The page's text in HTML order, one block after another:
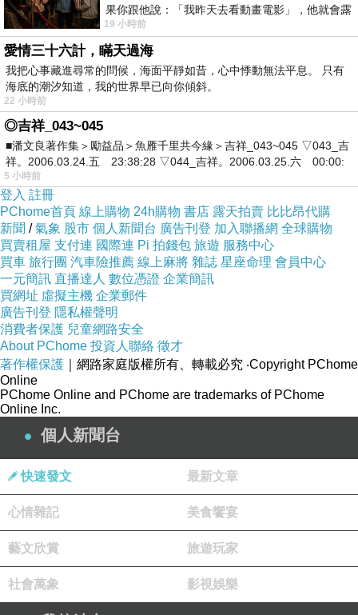
長翹睫毛的芊芊 很像洋娃娃
又愛撒嬌的小公主
果你跟他說：「我昨天去看動畫電影」，他就會露
出一種慈祥的微笑，然後問你是不是陪小
19 小時前
愛情三十六計，瞞天過海
我把心事藏進尋常的問候，海面平靜如昔，心中悸動無法平息。 只有
海底的潮汐知道，我的世界早已向你傾斜。
22 小時前
◎吉祥_043~045
■潘文良著作集＞勵益品＞魚雁千里共今緣＞吉祥_043~045 ▽043_吉
祥。2006.03.24.五 23:38:28 ▽044_吉祥。2006.03.25.六 00:00:
5 小時前
登入 註冊
PChome首頁 線上購物 24h購物 書店 露天拍賣 比比昂代購
新聞 /氣象 股市 個人新聞台 廣告刊登 加入聯播網 全球購物
買賣租屋 支付連 國際連 Pi 拍錢包 旅遊 服務中心
買車 旅行團 汽車險推薦 線上麻將 雜誌 星座命理 會員中心
一元簡訊 直播達人 數位憑證 企業簡訊
買網址 虛擬主機 企業郵件
廣告刊登 隱私權聲明
消費者保護 兒童網路安全
About PChome 投資人聯絡 徵才
著作權保護 ｜網路家庭版權所有、轉載必究 ‧Copyright PChome
Online
PChome Online and PChome are trademarks of PChome
Online Inc.
個人新聞台
快速發文 最新文章
心情雜記 美食饗宴
藝文欣賞 旅遊玩家
社會萬象 影視娛樂